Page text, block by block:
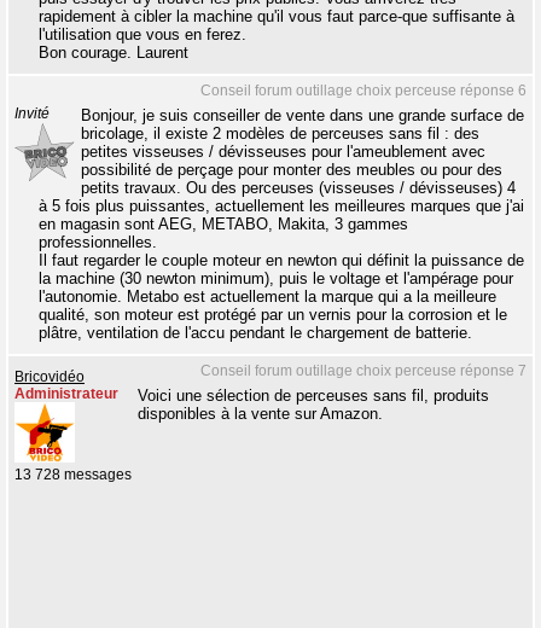
rapidement à cibler la machine qu'il vous faut parce-que suffisante à
l'utilisation que vous en ferez.
Bon courage. Laurent
Conseil forum outillage choix perceuse réponse 6
Invité
Bonjour, je suis conseiller de vente dans une grande surface de
bricolage, il existe 2 modèles de perceuses sans fil : des
petites visseuses / dévisseuses pour l'ameublement avec
possibilité de perçage pour monter des meubles ou pour des
petits travaux. Ou des perceuses (visseuses / dévisseuses) 4
à 5 fois plus puissantes, actuellement les meilleures marques que j'ai
en magasin sont AEG, METABO, Makita, 3 gammes
professionnelles.
Il faut regarder le couple moteur en newton qui définit la puissance de
la machine (30 newton minimum), puis le voltage et l'ampérage pour
l'autonomie. Metabo est actuellement la marque qui a la meilleure
qualité, son moteur est protégé par un vernis pour la corrosion et le
plâtre, ventilation de l'accu pendant le chargement de batterie.
Conseil forum outillage choix perceuse réponse 7
Bricovidéo
Administrateur
13 728 messages
Voici une sélection de perceuses sans fil, produits
disponibles à la vente sur Amazon.